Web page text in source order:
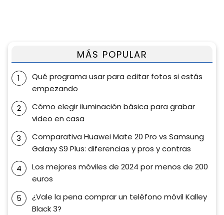
MÁS POPULAR
Qué programa usar para editar fotos si estás
empezando
Cómo elegir iluminación básica para grabar
video en casa
Comparativa Huawei Mate 20 Pro vs Samsung
Galaxy S9 Plus: diferencias y pros y contras
Los mejores móviles de 2024 por menos de 200
euros
¿Vale la pena comprar un teléfono móvil Kalley
Black 3?